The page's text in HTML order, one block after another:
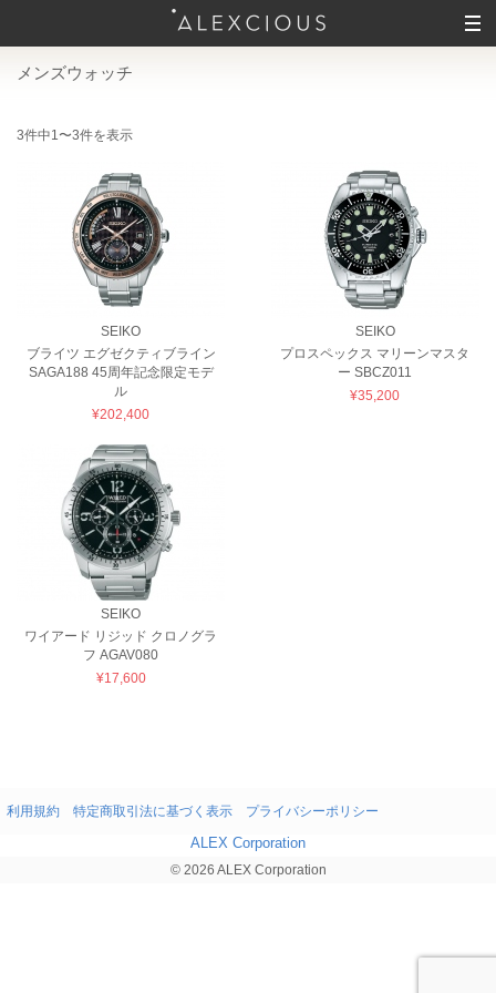
メンズウォッチ
3件中1〜3件を表示
SEIKO
ブライツ エグゼクティブライン
SAGA188 45周年記念限定モデ
ル
¥202,400
SEIKO
プロスペックス マリーンマスタ
ー SBCZ011
¥35,200
SEIKO
ワイアード リジッド クロノグラ
フ AGAV080
¥17,600
利用規約 特定商取引法に基づく表示 プライバシーポリシー
ALEX Corporation
© 2026 ALEX Corporation